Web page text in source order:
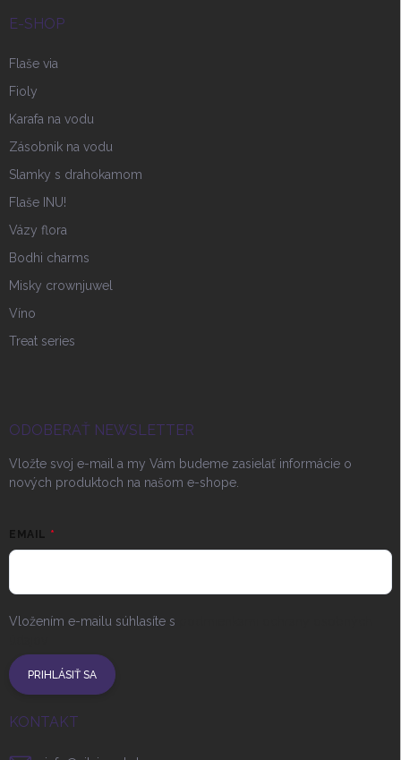
E-SHOP
Flaše via
Fioly
Karafa na vodu
Zásobnik na vodu
Slamky s drahokamom
Flaše INU!
Vázy flora
Bodhi charms
Misky crownjuwel
Víno
Treat series
ODOBERAŤ NEWSLETTER
Vložte svoj e-mail a my Vám budeme zasielať informácie o
nových produktoch na našom e-shope.
EMAIL
Vložením e-mailu súhlasíte s
PRIHLÁSIŤ SA
KONTAKT